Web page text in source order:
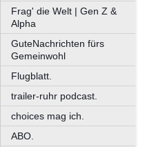
Frag' die Welt | Gen Z &
Alpha
GuteNachrichten fürs
Gemeinwohl
Flugblatt.
trailer-ruhr podcast.
choices mag ich.
ABO.